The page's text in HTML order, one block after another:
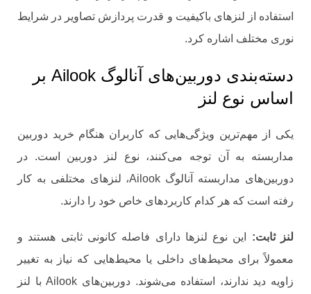
استفاده از لنزهای باکیفیت و قدرت پردازش تصاویر در شرایط
نوری مختلف اشاره کرد.
دسته‌بندی دوربین‌های آنالوگ Ailook بر
اساس نوع لنز
یکی از مهم‌ترین ویژگی‌هایی که کاربران هنگام خرید دوربین
مداربسته به آن توجه می‌کنند، نوع لنز دوربین است. در
دوربین‌های مداربسته آنالوگ Ailook، لنزهای مختلفی به کار
رفته است که هر کدام کاربردهای خاص خود را دارند.
لنز ثابت: این نوع لنزها دارای فاصله کانونی ثابتی هستند و
معمولاً برای محیط‌های داخلی یا محیط‌هایی که نیاز به تغییر
زاویه دید ندارند، استفاده می‌شوند. دوربین‌های Ailook با لنز